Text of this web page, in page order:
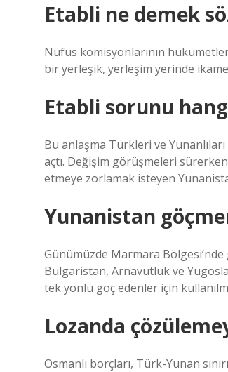
Etabli ne demek
Nüfus komisyonlarının
bir yerleşik, yerleşim yerinde
Etabli sorunu
Bu anlaşma Türkleri ve
açtı. Değişim görüşmeleri
etmeye zorlamak isteyen
Yunanistan
Günümüzde Marmara
Bulgaristan, Arnavutluk ve
tek yönlü göç edenler için
Lozanda
Osmanlı borçları, Türk-Yunan